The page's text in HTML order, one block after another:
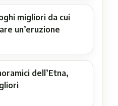
migliori da cui
un’eruzione
dell’Etna,